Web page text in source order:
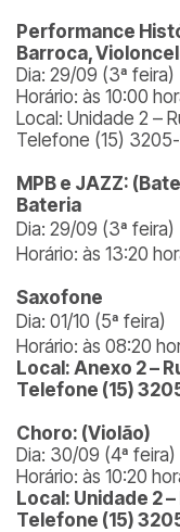
Performance
Barroca,
Dia: 29/09 (3ª feira)
Horário: às 10:00
Local: Unidade 2 –
Telefone (15)
MPB e JAZZ:
Bateria
Dia: 29/09 (3ª feira)
Horário: às 13:20
Saxofone
Dia: 01/10 (5ª feira)
Horário: às 08:20
Local: Anexo 2 –
Telefone (15)
Choro: (Violão)
Dia: 30/09 (4ª feira)
Horário: às 10:20
Local: Unidade 2
Telefone (15)